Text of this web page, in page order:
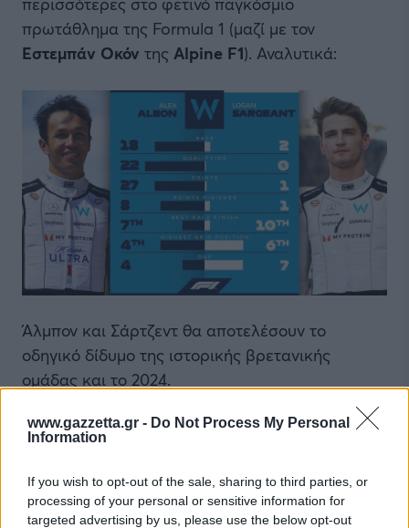
www.gazzetta.gr - Do Not Process My Personal
Information
If you wish to opt-out of the sale, sharing to third parties, or
processing of your personal or sensitive information for
targeted advertising by us, please use the below opt-out
πρωτάθλημα της Formula 1 (μαζί με τον
Εστεμπάν Οκόν της Alpine F1). Αναλυτικά:
Άλμπον και Σάρτζεντ θα αποτελέσουν το
οδηγικό δίδυμο της ιστορικής βρετανικής
ομάδας και το 2024.
Ο πρώτος είχε ήδη συμβόλαιο για την επόμενη
της ανανέωσης λίγο μετά το φινάλε της χρονιάς
στο Grand Prix του Άμπου Ντάμπι.